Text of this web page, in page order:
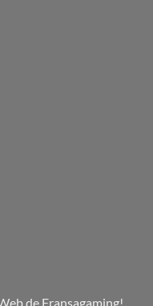
de Fransagaming!